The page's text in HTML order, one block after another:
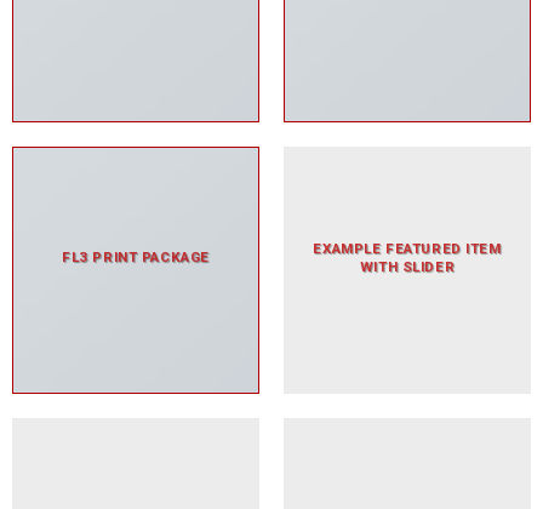
FL3 PRINT PACKAGE
EXAMPLE FEATURED ITEM
WITH SLIDER